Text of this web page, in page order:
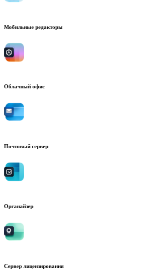
Мобильные редакторы
Облачный офис
Почтовый сервер
Органайзер
Сервер лицензирования